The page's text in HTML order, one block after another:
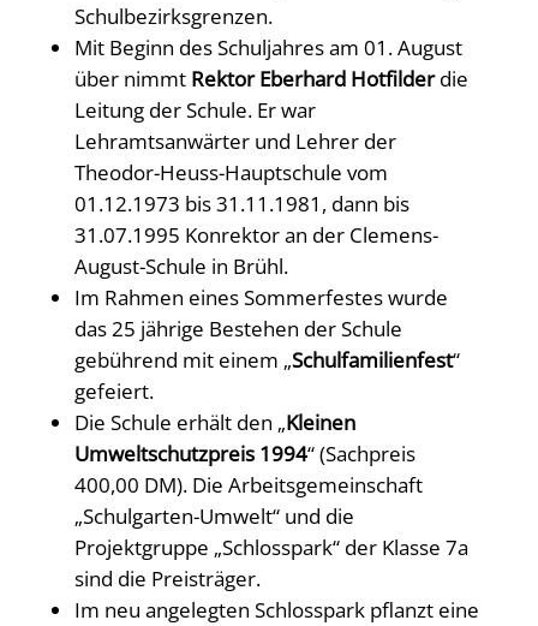
Schulbezirksgrenzen.
Mit Beginn des Schuljahres am 01. August
über nimmt Rektor Eberhard Hotfilderdie
Leitung der Schule. Er war
Lehramtsanwärter und Lehrer der
Theodor-Heuss-Hauptschule vom
01.12.1973 bis 31.11.1981, dann bis
31.07.1995 Konrektor an der Clemens-
August-Schule in Brühl.
Im Rahmen eines Sommerfestes wurde
das 25 jährige Bestehen der Schule
gebührend mit einem „Schulfamilienfest“
gefeiert.
Die Schule erhält den „Kleinen
Umweltschutzpreis 1994“ (Sachpreis
400,00 DM). Die Arbeitsgemeinschaft
„Schulgarten-Umwelt“ und die
Projektgruppe „Schlosspark“ der Klasse 7a
sind die Preisträger.
Im neu angelegten Schlosspark pflanzt eine